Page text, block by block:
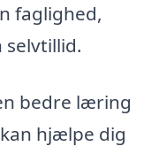
faglighed,
bedre læring
hjælpe dig